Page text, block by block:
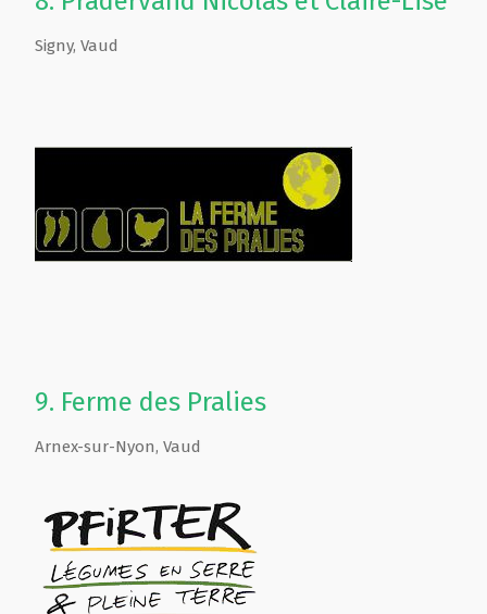
Signy, Vaud
9. Ferme des Pralies
Arnex-sur-Nyon, Vaud